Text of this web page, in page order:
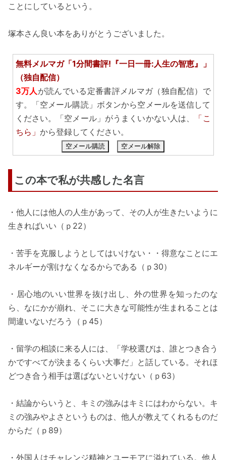
ことにしているという。
塚本さん良い本をありがとうございました。
無料メルマガ「1分間書評!『一日一冊:人生の智恵』」
（独自配信）
3万人 が読んでいる定番書評メルマガ（独自配信）で
す。「空メール購読」ボタンから空メールを送信して
ください。「空メール」がうまくいかない人は、
「こ
ちら」 から登録してください。
空メール購読 空メール解除
この本で私が共感した名言
・他人には他人の人生があって、その人が生きたいように
生きればいい（ｐ22）
・苦手を克服しようとしてはいけない・・得意なことにエ
ネルギーが割けなくなるからである（ｐ30）
・居心地のいい世界を抜け出し、外の世界を知ったのな
ら、なにかが崩れ、そこに大きな可能性が生まれることは
間違いないだろう（ｐ45）
・留学の相談に来る人には、「学校選びは、誰とつき合う
かですべてが決まるくらい大事だ」と話している。それほ
どつき合う相手は選ばないといけない（ｐ63）
・結論からいうと、キミの強みはキミにはわからない。キ
ミの強みやよさというものは、他人が教えてくれるものだ
からだ（ｐ89）
・外国人はチャレンジ精神とユーモアに溢れている。他人